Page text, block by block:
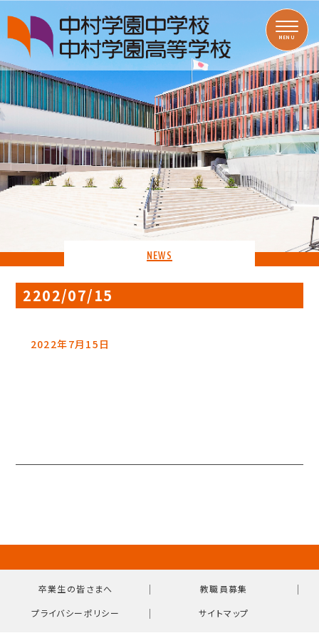
MENU
NEWS
2202/07/15
2022年7月15日
卒業生の皆さまへ ｜ 教職員募集 ｜
プライバシーポリシー ｜ サイトマップ